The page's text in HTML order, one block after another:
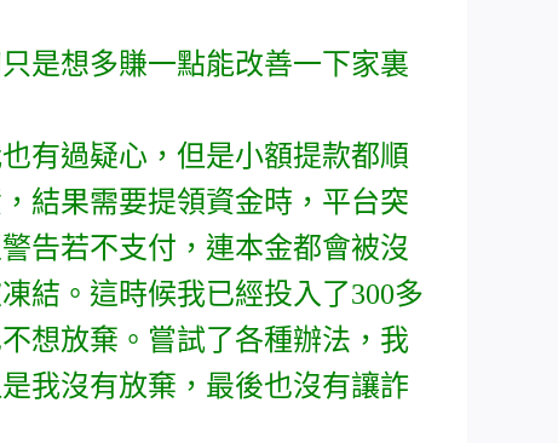
是想多賺一點能改善一下家裏
有過疑心，但是小額提款都順
結果需要提領資金時，平台突
告若不支付，連本金都會被沒
結。這時候我已經投入了300多
想放棄。嘗試了各種辦法，我
我沒有放棄，最後也沒有讓詐